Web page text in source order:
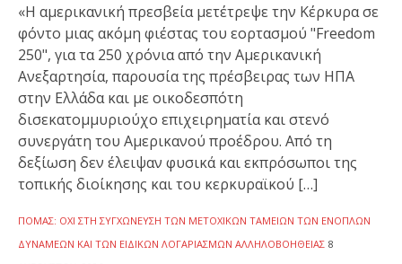
«Η αμερικανική πρεσβεία μετέτρεψε την Κέρκυρα σε
φόντο μιας ακόμη φιέστας του εορτασμού "Freedom
250", για τα 250 χρόνια από την Αμερικανική
Ανεξαρτησία, παρουσία της πρέσβειρας των ΗΠΑ
στην Ελλάδα και με οικοδεσπότη
δισεκατομμυριούχο επιχειρηματία και στενό
συνεργάτη του Αμερικανού προέδρου. Από τη
δεξίωση δεν έλειψαν φυσικά και εκπρόσωποι της
τοπικής διοίκησης και του κερκυραϊκού […]
ΠΟΜΑΣ: ΌΧΙ ΣΤΗ ΣΥΓΧΏΝΕΥΣΗ ΤΩΝ ΜΕΤΟΧΙΚΏΝ ΤΑΜΕΊΩΝ ΤΩΝ ΕΝΌΠΛΩΝ
ΔΥΝΆΜΕΩΝ ΚΑΙ ΤΩΝ ΕΙΔΙΚΏΝ ΛΟΓΑΡΙΑΣΜΏΝ ΑΛΛΗΛΟΒΟΗΘΕΊΑΣ 8